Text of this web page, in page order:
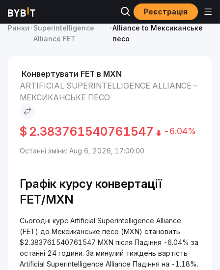
Реєстрація
Ринки
Ціна Artificial
Superintelligence
Alliance FET
Artificial Superintelligence
Alliance to Мексиканське
песо
Конвертувати FET в MXN
ARTIFICIAL SUPERINTELLIGENCE ALLIANCE –
МЕКСИКАНСЬКЕ ПЕСО
$ 2.383761540761547 -6.04%
Останні зміни: Aug 6, 2026, 17:00:00.
Графік курсу конвертації
FET/MXN
Сьогодні курс Artificial Superintelligence Alliance
(FET) до Мексиканське песо (MXN) становить
$2.383761540761547 MXN після Падіння -6.04% за
останні 24 години. За минулий тиждень вартість
Artificial Superintelligence Alliance Падіння на -1.18%.